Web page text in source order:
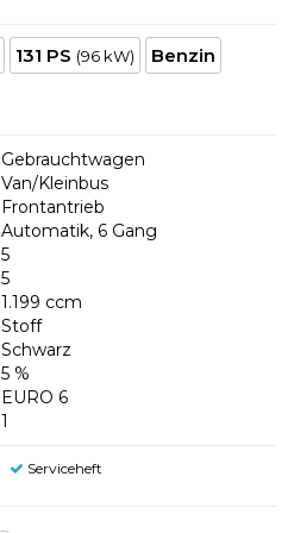
131 PS (96 kW)
Benzin
Gebrauchtwagen
Van/Kleinbus
Frontantrieb
Automatik, 6 Gang
5
5
1.199 ccm
Stoff
Schwarz
5 %
EURO 6
1
Serviceheft